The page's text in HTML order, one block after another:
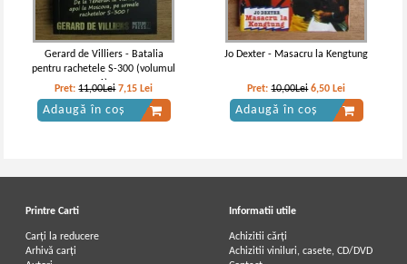
Gerard de Villiers - Batalia
pentru rachetele S-300 (volumul
1)
Pret:11,00Lei 7,15 Lei
Adaugă în coș
Jo Dexter - Masacru la Kengtung
Pret:10,00Lei 6,50 Lei
Adaugă în coș
Printre Carti
Carți la reducere
Arhivă carți
Informatii utile
Achizitii cărți
Achizitii viniluri, casete, CD/DVD